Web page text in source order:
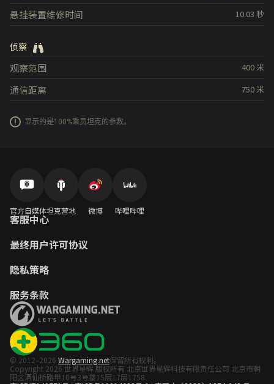
10.03 秒
悬挂装置维修时间
侦察
400米
观察范围
750米
通信距离
显示的是100%乘员坦克的参数。
官方自媒体坦克营地 微博 哔哩哔哩
客服中心
最终用户许可协议
隐私策略
服务条款
© 2012–2026 Wargaming.net保留所有权利。
Copyright 2026 世界星辉 版权所有 北京世界星辉科技有限责任公司 北京市朝
阳区酒仙桥路甲10号3号楼15层17层1758